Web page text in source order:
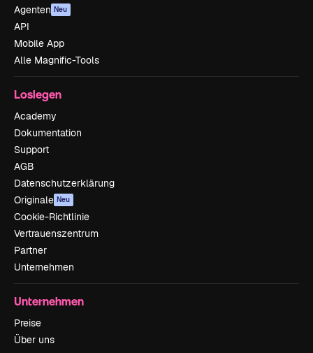
Agenten Neu
API
Mobile App
Alle Magnific-Tools
Loslegen
Academy
Dokumentation
Support
AGB
Datenschutzerklärung
Originale Neu
Cookie-Richtlinie
Vertrauenszentrum
Partner
Unternehmen
Unternehmen
Preise
Über uns